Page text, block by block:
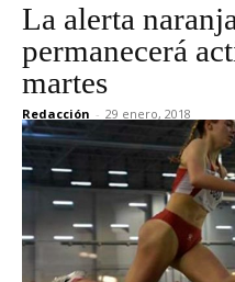
La alerta
permanecerá
martes
Redacción - 29 enero, 2018